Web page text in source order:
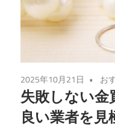
2025年10月21日 お
失敗しない金
良い業者を